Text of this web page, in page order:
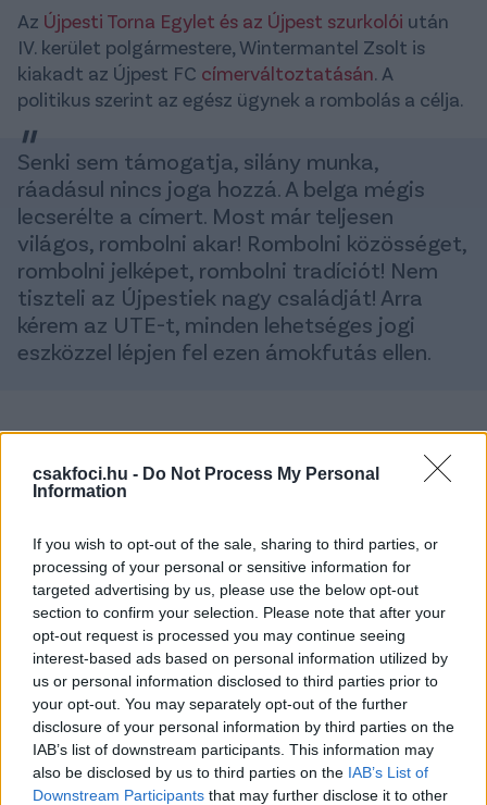
csakfoci.hu - Do Not Process My Personal
Information
If you wish to opt-out of the sale, sharing to third parties, or
processing of your personal or sensitive information for
targeted advertising by us, please use the below opt-out
section to confirm your selection. Please note that after your
opt-out request is processed you may continue seeing
interest-based ads based on personal information utilized by
us or personal information disclosed to third parties prior to
your opt-out. You may separately opt-out of the further
disclosure of your personal information by third parties on the
IAB’s list of downstream participants. This information may
also be disclosed by us to third parties on the IAB’s List of
Downstream Participants that may further disclose it to other
Az Újpesti Torna Egylet és az Újpest szurkolói után
IV. kerület polgármestere, Wintermantel Zsolt is
kiakadt az Újpest FC címerváltoztatásán. A
politikus szerint az egész ügynek a rombolás a célja.
Senki sem támogatja, silány munka,
ráadásul nincs joga hozzá. A belga mégis
lecserélte a címert. Most már teljesen
világos, rombolni akar! Rombolni közösséget,
rombolni jelképet, rombolni tradíciót! Nem
tiszteli az Újpestiek nagy családját! Arra
kérem az UTE-t, minden lehetséges jogi
eszközzel lépjen fel ezen ámokfutás ellen.